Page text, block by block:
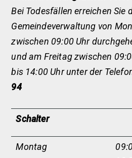
Bei Todesfällen erreichen Sie
Gemeindeverwaltung von
zwischen 09:00 Uhr
und am Freitag zwischen
bis 14:00 Uhr unter der
94
Schalter
Montag